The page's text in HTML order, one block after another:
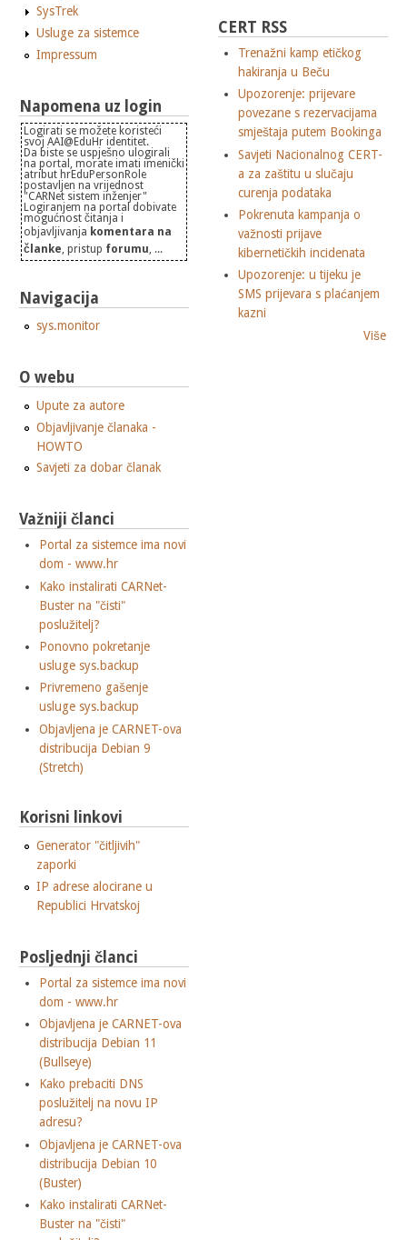
SysTrek
Usluge za sistemce
Impressum
Napomena uz login
Logirati se možete koristeći
svoj AAI@EduHr identitet.
Da biste se uspješno ulogirali
na portal, morate imati imenički
atribut hrEduPersonRole
postavljen na vrijednost
"CARNet sistem inženjer"
Logiranjem na portal dobivate
mogućnost čitanja i
objavljivanja komentara na
članke , pristup forumu , ...
Navigacija
sys.monitor
O webu
Upute za autore
Objavljivanje članaka -
HOWTO
Savjeti za dobar članak
Važniji članci
Portal za sistemce ima novi
dom - www.hr
Kako instalirati CARNet-
Buster na "čisti"
poslužitelj?
Ponovno pokretanje
usluge sys.backup
Privremeno gašenje
usluge sys.backup
Objavljena je CARNET-ova
distribucija Debian 9
(Stretch)
Korisni linkovi
Generator "čitljivih"
zaporki
IP adrese alocirane u
Republici Hrvatskoj
Posljednji članci
Portal za sistemce ima novi
dom - www.hr
Objavljena je CARNET-ova
distribucija Debian 11
(Bullseye)
Kako prebaciti DNS
poslužitelj na novu IP
adresu?
Objavljena je CARNET-ova
distribucija Debian 10
(Buster)
Kako instalirati CARNet-
Buster na "čisti"
CERT RSS
Trenažni kamp etičkog
hakiranja u Beču
Upozorenje: prijevare
povezane s rezervacijama
smještaja putem Bookinga
Savjeti Nacionalnog CERT-
a za zaštitu u slučaju
curenja podataka
Pokrenuta kampanja o
važnosti prijave
kibernetičkih incidenata
Upozorenje: u tijeku je
SMS prijevara s plaćanjem
kazni
Više